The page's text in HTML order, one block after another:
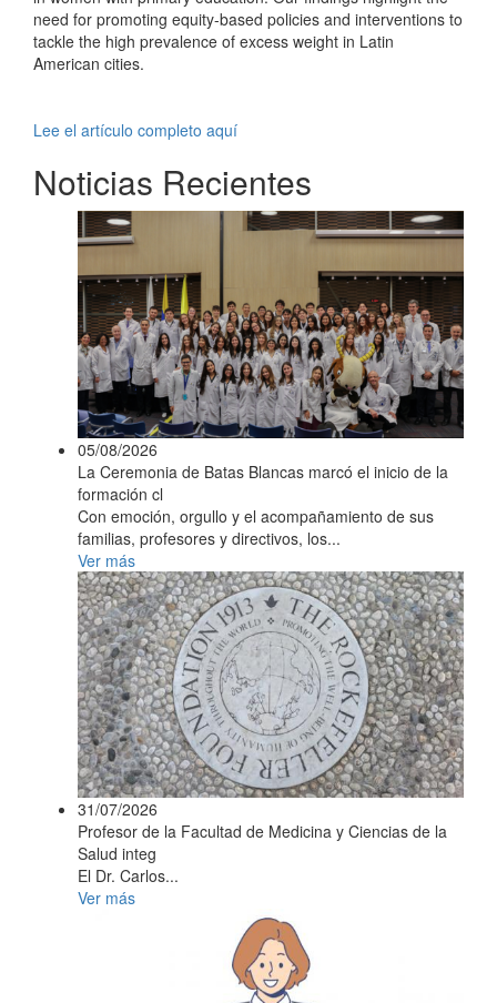
need for promoting equity-based policies and interventions to
tackle the high prevalence of excess weight in Latin
American cities.
Lee el artículo completo aquí
Noticias Recientes
05/08/2026
La Ceremonia de Batas Blancas marcó el inicio de la
formación cl
Con emoción, orgullo y el acompañamiento de sus
familias, profesores y directivos, los...
Ver más
31/07/2026
Profesor de la Facultad de Medicina y Ciencias de la
Salud integ
El Dr. Carlos...
Ver más